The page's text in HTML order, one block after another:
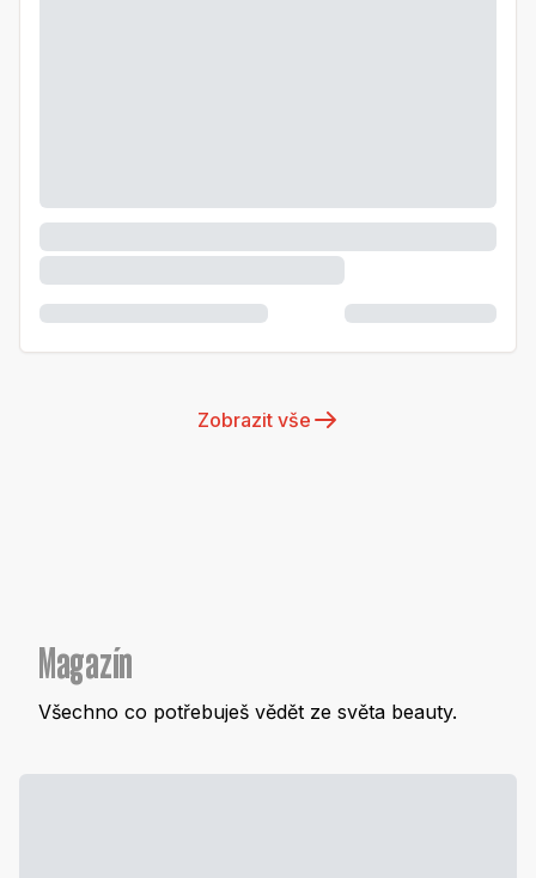
Zobrazit vše
Magazín
Všechno co potřebuješ vědět ze světa beauty.